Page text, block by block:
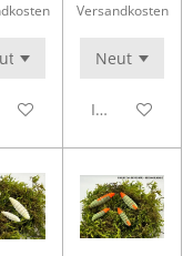
Warenkorb
Versandkosten
In den